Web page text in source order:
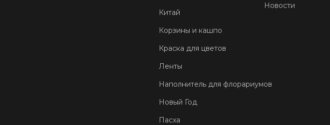
Китай
Корзины и кашпо
Краска для цветов
Ленты
Наполнитель для флорариумов
Новый Год
Пасха
Новости